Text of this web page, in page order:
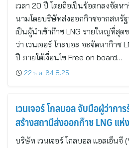
เวลา 20 ปี โดยถือเป็นข้อตกลงจัดห
นามโดยบริษัทส่งออกก๊าซจากสหรัฐ
เป็นผู้นำเข้าก๊าซ LNG รายใหญ่ที่สุด
ว่า เวนเจอร์ โกลบอล จะจัดหาก๊า
ปี ภายใต้เงื่อนไข Free on board…
22 ธ.ค. 64 8:25
เวนเจอร์ โกลบอล จับมือผู้ว่ากา
สร้างสถานีส่งออกก๊าซ LNG แห่
บริษัท เวนเจอร์ โกลบอล แอลเอ็นจี